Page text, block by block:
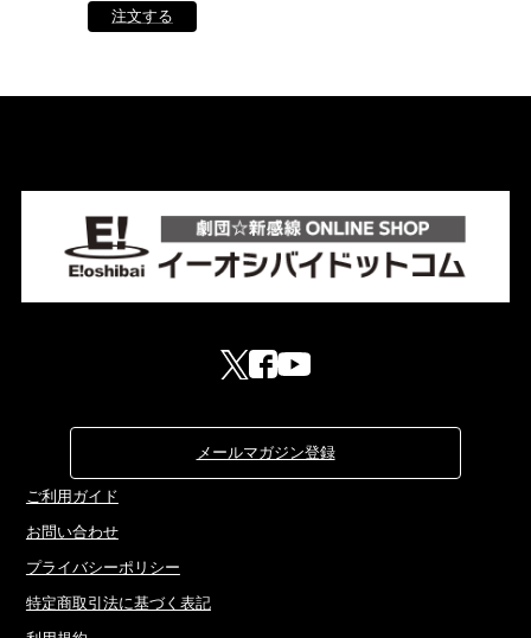
メールマガジン登録
ご利用ガイド
お問い合わせ
プライバシーポリシー
特定商取引法に基づく表記